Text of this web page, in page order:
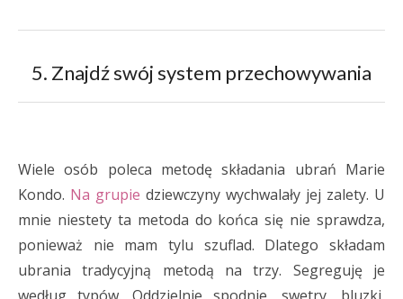
5. Znajdź swój system przechowywania
Wiele osób poleca metodę składania ubrań Marie
Kondo. Na grupie dziewczyny wychwalały jej zalety. U
mnie niestety ta metoda do końca się nie sprawdza,
ponieważ nie mam tylu szuflad. Dlatego składam
ubrania tradycyjną metodą na trzy. Segreguję je